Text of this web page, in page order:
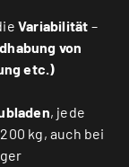
Variabilität –
von
etc.)
, jede
kg, auch bei